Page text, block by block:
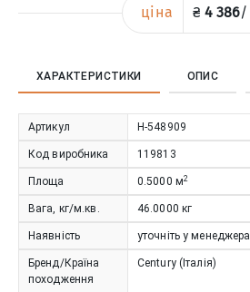
ціна ₴ 4 386/
ХАРАКТЕРИСТИКИ ОПИС
Артикул Н-548909
Код виробника 119813
Площа 0.5000 м2
Вага, кг/м.кв. 46.0000 кг
Наявність уточніть у менеджера
Бренд/Країна
походження
Century (Італія)